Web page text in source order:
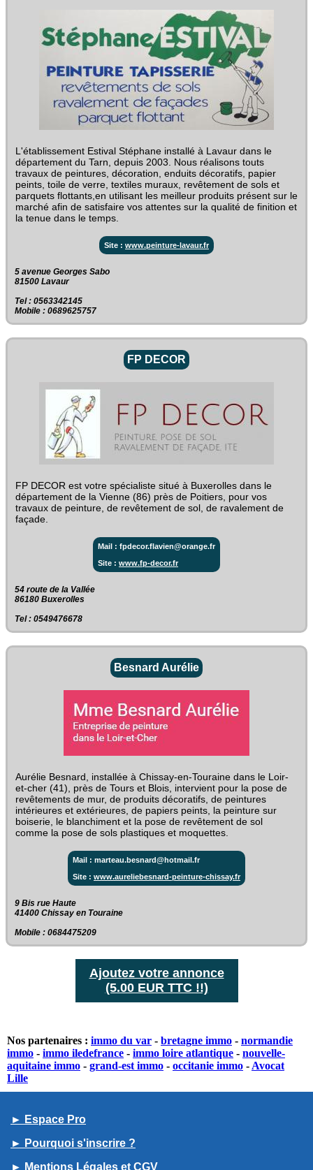
L'établissement Estival Stéphane installé à Lavaur dans le
département du Tarn, depuis 2003. Nous réalisons touts
travaux de peintures, décoration, enduits décoratifs, papier
peints, toile de verre, textiles muraux, revêtement de sols et
parquets flottants,en utilisant les meilleur produits présent sur le
marché afin de satisfaire vos attentes sur la qualité de finition et
la tenue dans le temps.
Site : www.peinture-lavaur.fr
5 avenue Georges Sabo‎
81500 Lavaur
Tel : 0563342145
Mobile : 0689625757
FP DECOR
FP DECOR est votre spécialiste situé à Buxerolles dans le
département de la Vienne (86) près de Poitiers, pour vos
travaux de peinture, de revêtement de sol, de ravalement de
façade.
Mail : fpdecor.flavien@orange.fr
Site : www.fp-decor.fr
54 route de la Vallée‎
86180 Buxerolles
Tel : 0549476678
Besnard Aurélie
Aurélie Besnard, installée à Chissay-en-Touraine dans le Loir-
et-cher (41), près de Tours et Blois, intervient pour la pose de
revêtements de mur, de produits décoratifs, de peintures
intérieures et extérieures, de papiers peints, la peinture sur
boiserie, le blanchiment et la pose de revêtement de sol
comme la pose de sols plastiques et moquettes.
Mail : marteau.besnard@hotmail.fr
Site : www.aureliebesnard-peinture-chissay.fr
9 Bis rue Haute‎
41400 Chissay en Touraine
Mobile : 0684475209
Ajoutez votre annonce
(5.00 EUR TTC !!)
Nos partenaires : immo du var - bretagne immo - normandie
immo - immo iledefrance - immo loire atlantique - nouvelle-
aquitaine immo - grand-est immo - occitanie immo - Avocat
Lille
► Espace Pro
► Pourquoi s'inscrire ?
► Mentions Légales et CGV